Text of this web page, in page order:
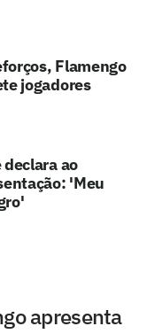
Flamengo
jogadores
declara ao
'Meu
apresenta